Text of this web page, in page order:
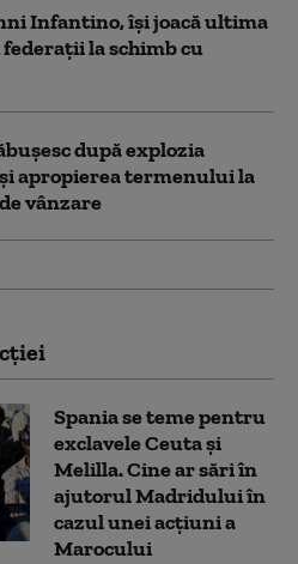
Infantino, îşi joacă ultima
la schimb cu
după explozia
apropierea termenului la
vânzare
Spania se teme pentru
exclavele Ceuta și
Melilla. Cine ar sări în
ajutorul Madridului în
cazul unei acțiuni a
Marocului